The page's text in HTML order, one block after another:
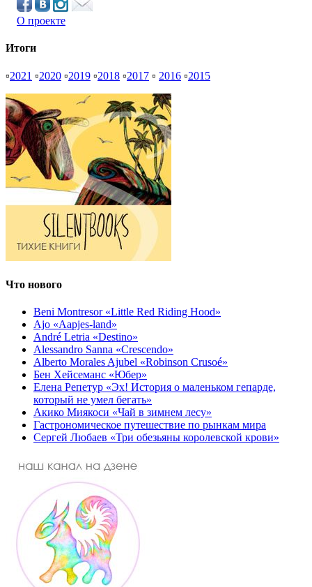
О проекте
Итоги
▫2021 ▫2020 ▫2019 ▫2018 ▫2017 ▫ 2016 ▫2015
Что нового
Beni Montresor «Little Red Riding Hood»
Ajo «Aapjes-land»
André Letria «Destino»
Alessandro Sanna «Crescendo»
Alberto Morales Ajubel «Robinson Crusoé»
Бен Хейсеманс «Юбер»
Елена Репетур «Эх! История о маленьком гепарде,
который не умел бегать»
Акико Миякоси «Чай в зимнем лесу»
Гастрономическое путешествие по рынкам мира
Сергей Любаев «Три обезьяны королевской крови»